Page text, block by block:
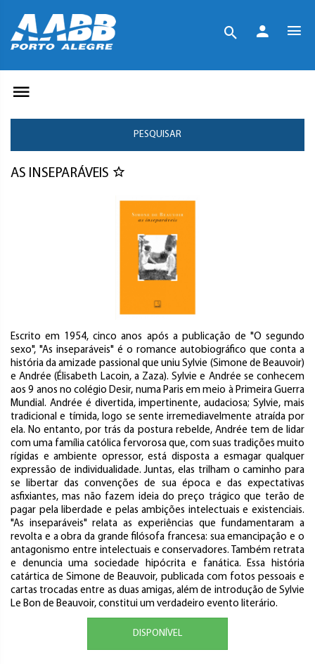
PESQUISAR
AS INSEPARÁVEIS
Escrito em 1954, cinco anos após a publicação de "O segundo
sexo", "As inseparáveis" é o romance autobiográfico que conta a
história da amizade passional que uniu Sylvie (Simone de Beauvoir)
e Andrée (Élisabeth Lacoin, a Zaza). Sylvie e Andrée se conhecem
aos 9 anos no colégio Desir, numa Paris em meio à Primeira Guerra
Mundial. Andrée é divertida, impertinente, audaciosa; Sylvie, mais
tradicional e tímida, logo se sente irremediavelmente atraída por
ela. No entanto, por trás da postura rebelde, Andrée tem de lidar
com uma família católica fervorosa que, com suas tradições muito
rígidas e ambiente opressor, está disposta a esmagar qualquer
expressão de individualidade. Juntas, elas trilham o caminho para
se libertar das convenções de sua época e das expectativas
asfixiantes, mas não fazem ideia do preço trágico que terão de
pagar pela liberdade e pelas ambições intelectuais e existenciais.
"As inseparáveis" relata as experiências que fundamentaram a
revolta e a obra da grande filósofa francesa: sua emancipação e o
antagonismo entre intelectuais e conservadores. Também retrata
e denuncia uma sociedade hipócrita e fanática. Essa história
catártica de Simone de Beauvoir, publicada com fotos pessoais e
cartas trocadas entre as duas amigas, além de introdução de Sylvie
Le Bon de Beauvoir, constitui um verdadeiro evento literário.
DISPONÍVEL